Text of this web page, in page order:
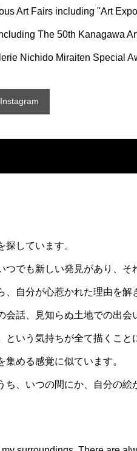
Art Fairs including "Art
The 50th Kanagawa
Nichido Miraiten Special
Instagram
探しています。
つでも新しい発見があり、そ
、自分が心惹かれた理由を
会話、見知らぬ土地での出
という気持ちが全て描くこと
集める感覚に似ています。
ち、いつの間にか、自分の